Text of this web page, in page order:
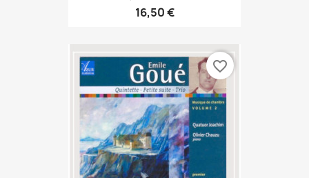
16,50 €
favorite_border